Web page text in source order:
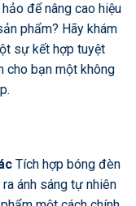
để nâng cao hiệu
phẩm? Hãy khám
sự kết hợp tuyệt
cho bạn một không
Tích hợp bóng đèn
ánh sáng tự nhiên